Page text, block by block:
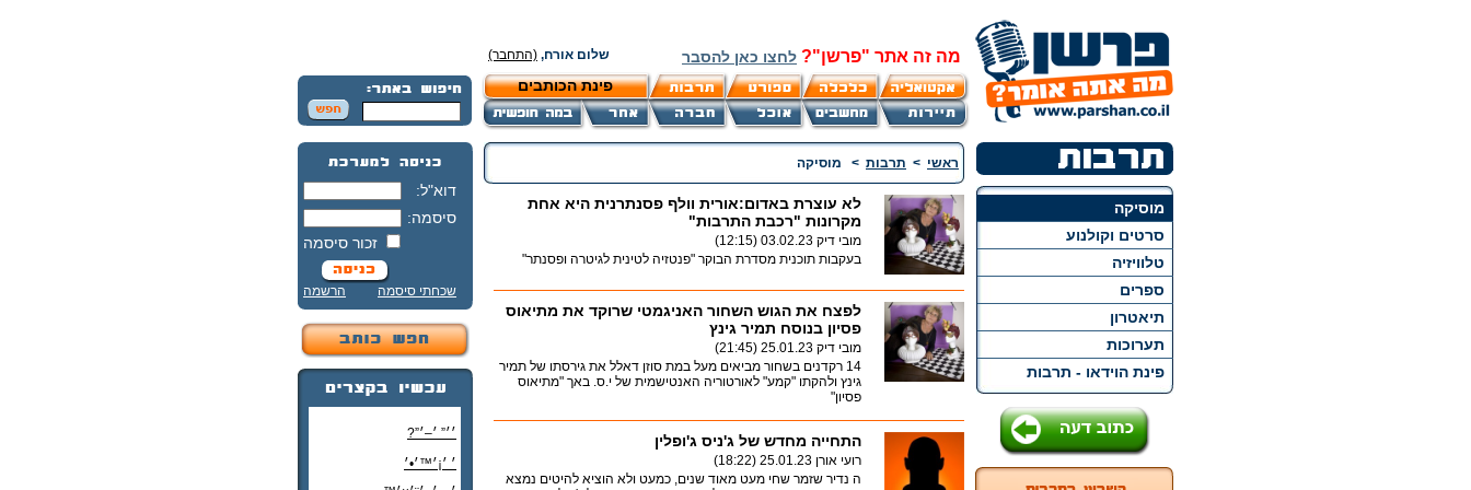
מה זה אתר "פרשן"? לחצו כאן להסבר שלום אורח, (התחבר)
פינת הכותבים
מוסיקה
סרטים וקולנוע
טלוויזיה
ספרים
תיאטרון
תערוכות
פינת הוידאו - תרבות
ראשי > תרבות > מוסיקה
לא עוצרת באדום:אורית וולף פסנתרנית היא אחת
מקרונות "רכבת התרבות"
מובי דיק 03.02.23 (12:15)
בעקבות תוכנית מסדרת הבוקר "פנטזיה לטינית לגיטרה ופסנתר"
לפצח את הגוש השחור האניגמטי שרוקד את מתיאוס
פסיון בנוסח תמיר גינץ
מובי דיק 25.01.23 (21:45)
14 רקדנים בשחור מביאים מעל במת סוזן דאלל את גירסתו של תמיר
גינץ ולהקתו "קמע" לאורטוריה האנטישמית של י.ס. באך "מתיאוס
פסיון"
התחייה מחדש של ג'ניס ג'ופלין
רועי אורן 25.01.23 (18:22)
ה נדיר שזמר שחי מעט מאוד שנים, כמעט ולא הוציא להיטים נמצא
דוא"ל:
סיסמה:
זכור סיסמה
שכחתי סיסמה הרשמה
׳׳” ׳–׳”?
׳ ׳¡׳™׳•׳